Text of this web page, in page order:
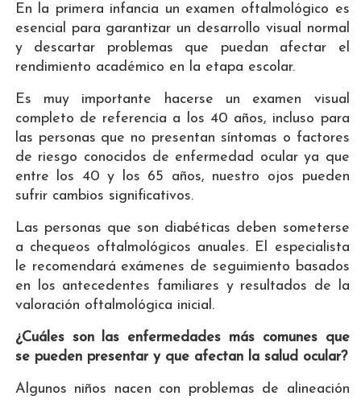
En la primera infancia un examen oftalmológico es
esencial para garantizar un desarrollo visual normal
y descartar problemas que puedan afectar el
rendimiento académico en la etapa escolar.
Es muy importante hacerse un examen visual
completo de referencia a los 40 años, incluso para
las personas que no presentan síntomas o factores
de riesgo conocidos de enfermedad ocular ya que
entre los 40 y los 65 años, nuestro ojos pueden
sufrir cambios significativos.
Las personas que son diabéticas deben someterse
a chequeos oftalmológicos anuales. El especialista
le recomendará exámenes de seguimiento basados
​​en los antecedentes familiares y resultados de la
valoración oftalmológica inicial.
¿Cuáles son las enfermedades más comunes que
se pueden presentar y que afectan la salud ocular?
Algunos niños nacen con problemas de alineación